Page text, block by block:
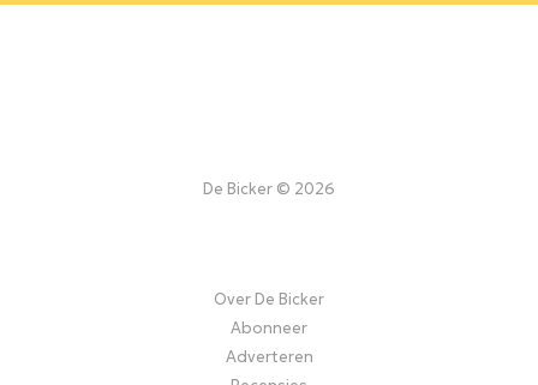
De Bicker © 2026
Over De Bicker
Abonneer
Adverteren